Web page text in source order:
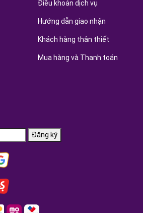
Điều khoản dịch vụ
Hướng dẫn giao nhận
Khách hàng thân thiết
Mua hàng và Thanh toán
Đăng ký